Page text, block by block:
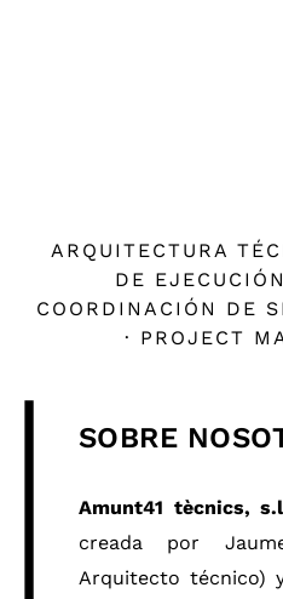
ARQUITECTURA
DE
COORDINACIÓN DE
· PROJECT
SOBRE
Amunt41 tècnics,
creada por
Arquitecto técnico)